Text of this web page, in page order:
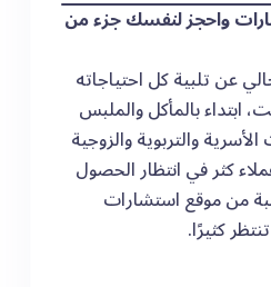
واحجز لنفسك جزء من
عن تلبية كل احتياجاته
ابتداء بالمأكل والملبس
والتربوية والزوجية
كثر في انتظار الحصول
من موقع استشارات
كثيرًا.